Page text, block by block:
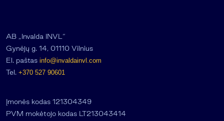
AB „Invalda INVL“
Gynėjų g. 14, 01110 Vilnius
El. paštas info@invaldainvl.com
Tel. +370 527 90601
Įmonės kodas 121304349
PVM mokėtojo kodas LT213043414